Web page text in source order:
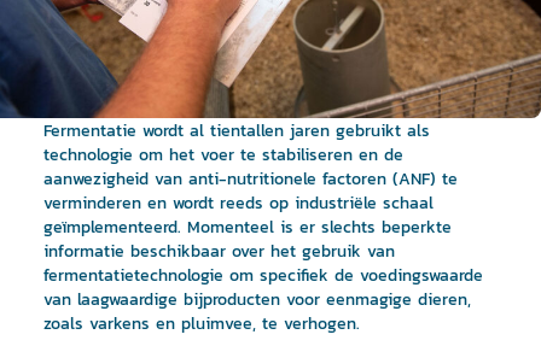
Fermentatie wordt al tientallen jaren gebruikt als
technologie om het voer te stabiliseren en de
aanwezigheid van anti-nutritionele factoren (ANF) te
verminderen en wordt reeds op industriële schaal
geïmplementeerd. Momenteel is er slechts beperkte
informatie beschikbaar over het gebruik van
fermentatietechnologie om specifiek de voedingswaarde
van laagwaardige bijproducten voor eenmagige dieren,
zoals varkens en pluimvee, te verhogen.